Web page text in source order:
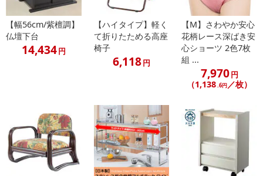
また、[新たな加工食品の原料原産地表示制度]の経過措置期間の終
了により、商品詳細内に記載の原産国・原材料の表記が旧表記の場
合がございます。
あらかじめご了承いただいた上でお申込みください。なお、本理由
によるお申込み後のキャンセル・返品交換は対応いたしかねます。
※d払い、PayPay、au PAY、au PAY（auかんたん決済）、ソフトバ
ンクまとめて支払い、楽天ペイ、メルペイ、AEON Pay、Amazon
Payでお支払いの場合、決済のため外部サイトへ遷移します。
※予約商品は決済手段ごとに定められた決済期限日にお支払いを完
了することがございます。ご了承いただいたうえでお申し込みくだ
【幅56cm/紫檀調】
仏壇下台
14,434円
【ハイタイプ】軽く
て折りたためる高座
椅子
6,118円
【M】さわやか安心
花柄レース深ばき安
心ショーツ 2色7枚
組 ...
7,970円
（1,138 .6円 ／枚）